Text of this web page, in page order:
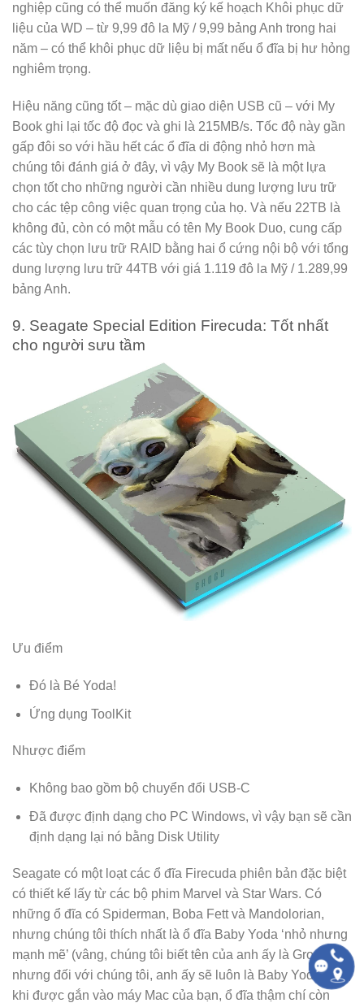
nghiệp cũng có thể muốn đăng ký kế hoạch Khôi phục dữ
liệu của WD – từ 9,99 đô la Mỹ / 9,99 bảng Anh trong hai
năm – có thể khôi phục dữ liệu bị mất nếu ổ đĩa bị hư hỏng
nghiêm trọng.
Hiệu năng cũng tốt – mặc dù giao diện USB cũ – với My
Book ghi lại tốc độ đọc và ghi là 215MB/s. Tốc độ này gần
gấp đôi so với hầu hết các ổ đĩa di động nhỏ hơn mà
chúng tôi đánh giá ở đây, vì vậy My Book sẽ là một lựa
chọn tốt cho những người cần nhiều dung lượng lưu trữ
cho các tệp công việc quan trọng của họ. Và nếu 22TB là
không đủ, còn có một mẫu có tên My Book Duo, cung cấp
các tùy chọn lưu trữ RAID bằng hai ổ cứng nội bộ với tổng
dung lượng lưu trữ 44TB với giá 1.119 đô la Mỹ / 1.289,99
bảng Anh.
9. Seagate Special Edition Firecuda: Tốt nhất
cho người sưu tầm
Ưu điểm
Đó là Bé Yoda!
Ứng dụng ToolKit
Nhược điểm
Không bao gồm bộ chuyển đổi USB-C
Đã được định dạng cho PC Windows, vì vậy bạn sẽ cần
định dạng lại nó bằng Disk Utility
Seagate có một loạt các ổ đĩa Firecuda phiên bản đặc biệt
có thiết kế lấy từ các bộ phim Marvel và Star Wars. Có
những ổ đĩa có Spiderman, Boba Fett và Mandolorian,
nhưng chúng tôi thích nhất là ổ đĩa Baby Yoda ‘nhỏ nhưng
mạnh mẽ’ (vâng, chúng tôi biết tên của anh ấy là Grogu,
nhưng đối với chúng tôi, anh ấy sẽ luôn là Baby Yoda). Và,
khi được gắn vào máy Mac của bạn, ổ đĩa thậm chí còn